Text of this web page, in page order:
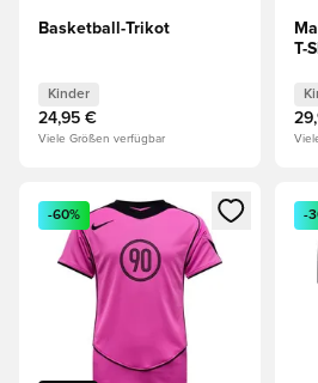
Basketball-Trikot
Kinder
24,95 €
Viele Größen verfügbar
T-
Öffnet ein neues Fenster zum
-60% -